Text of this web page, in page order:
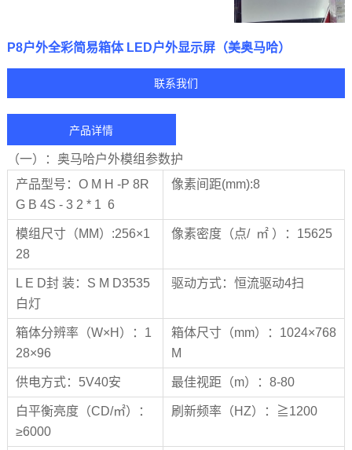
P8户外全彩简易箱体 LED户外显示屏（美奥马哈）
联系我们
产品详情
（一）：奥马哈户外模组参数护
产品型号：O M H -P 8R
G B 4S - 3 2 * 1 6
像素间距(mm):8
模组尺寸（MM）:256×1
28
像素密度（点/ ㎡ ）：15625
L E D封 装：S M D3535
白灯
驱动方式：恒流驱动4扫
箱体分辨率（W×H）：1
28×96
箱体尺寸（mm）：1024×768
M
供电方式：5V40安 最佳视距（m）：8-80
白平衡亮度（CD/㎡）：
≥6000
刷新频率（HZ）：≧1200